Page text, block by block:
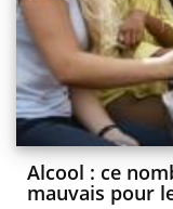
Alcool : ce
mauvais pour